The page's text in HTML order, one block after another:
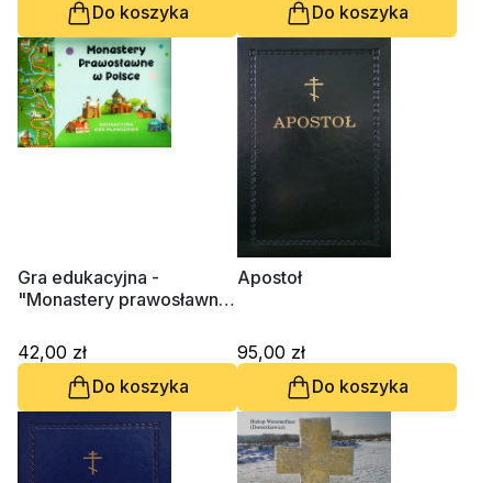
Do koszyka
Do koszyka
Gra edukacyjna -
"Monastery prawosławne
42,00 zł
Do koszyka
Apostoł
95,00 zł
Do koszyka